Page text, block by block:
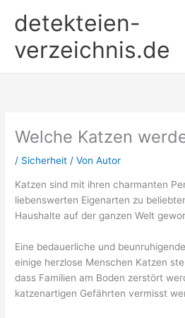
Inhaltdetekteien-
verzeichnis.de
Welche Katzen
/ Sicherheit / VonAutor
Katzen sind mit ihren charmanten
liebenswerten Eigenarten zu
Haushalte auf der ganzen Welt
Eine bedauerliche und
einige herzlose Menschen Katzen
dass Familien am Boden zerstört
katzenartigen Gefährten vermisst